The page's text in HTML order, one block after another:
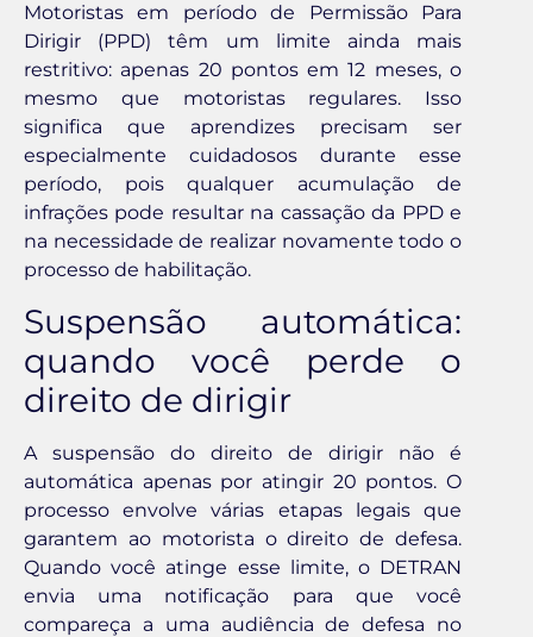
Motoristas em período de Permissão Para
Dirigir (PPD) têm um limite ainda mais
restritivo: apenas 20 pontos em 12 meses, o
mesmo que motoristas regulares. Isso
significa que aprendizes precisam ser
especialmente cuidadosos durante esse
período, pois qualquer acumulação de
infrações pode resultar na cassação da PPD e
na necessidade de realizar novamente todo o
processo de habilitação.
Suspensão automática:
quando você perde o
direito de dirigir
A suspensão do direito de dirigir não é
automática apenas por atingir 20 pontos. O
processo envolve várias etapas legais que
garantem ao motorista o direito de defesa.
Quando você atinge esse limite, o DETRAN
envia uma notificação para que você
compareça a uma audiência de defesa no